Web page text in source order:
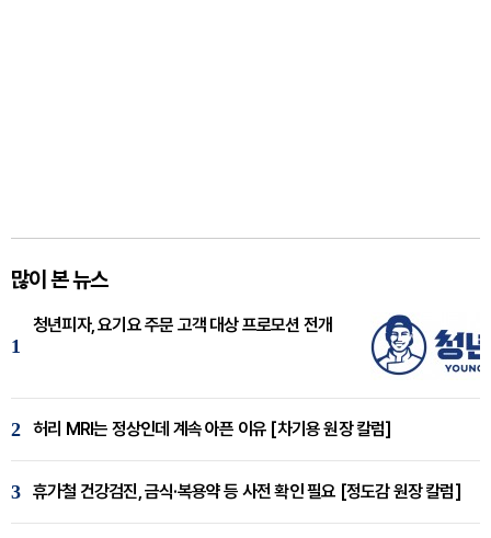
많이 본 뉴스
1
청년피자, 요기요 주문 고객 대상 프로모션 전개
2 허리 MRI는 정상인데 계속 아픈 이유 [차기용 원장 칼럼]
3 휴가철 건강검진, 금식·복용약 등 사전 확인 필요 [정도감 원장 칼럼]